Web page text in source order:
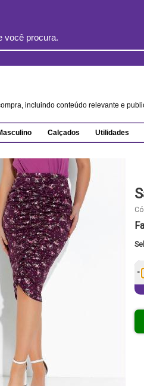
incluindo conteúdo relevante e
Calçados Utilidades
-